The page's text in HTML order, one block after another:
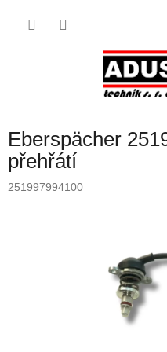
Eberspächer
přehřátí
251997994100